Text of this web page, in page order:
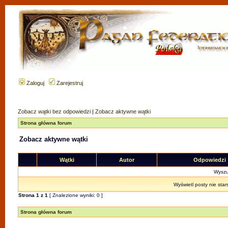
Zaloguj Zarejestruj
Zobacz wątki bez odpowiedzi | Zobacz aktywne wątki
Strona główna forum
Zobacz aktywne wątki
Wątki Autor Odpowiedzi
Wyświetl posty nie
Strona 1 z 1 [ Znalezione wyniki: 0 ]
Strona główna forum